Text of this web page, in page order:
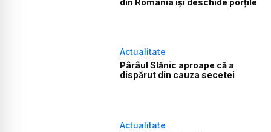
din România își deschide porțile
Actualitate
Pârâul Slănic aproape că a
dispărut din cauza secetei
Actualitate